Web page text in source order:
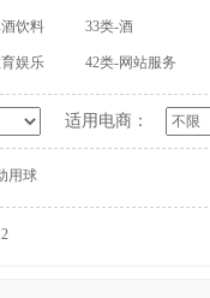
饮料 33类-酒
娱乐 42类-网站服务
适用电商：
用球